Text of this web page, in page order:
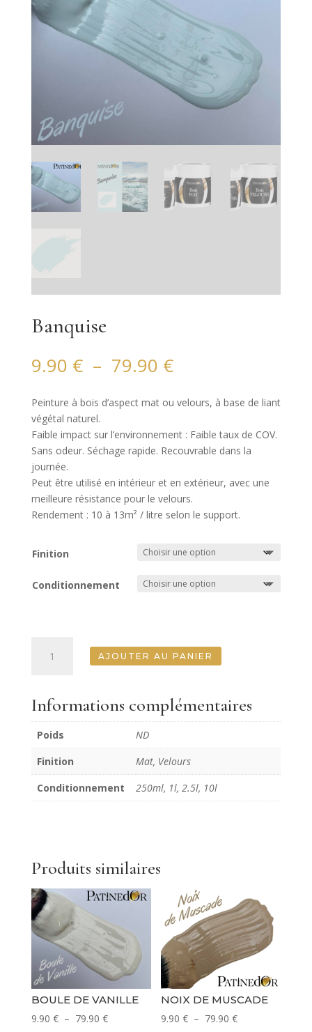
Banquise
9.90 € – 79.90 €Plage
de
prix :
9.90 €
à
79.90 €
Peinture à bois d’aspect mat ou velours, à base de liant
végétal naturel.
Faible impact sur l’environnement : Faible taux de COV.
Sans odeur. Séchage rapide. Recouvrable dans la
journée.
Peut être utilisé en intérieur et en extérieur, avec une
meilleure résistance pour le velours.
Rendement : 10 à 13m² / litre selon le support.
Finition
Conditionnement
AJOUTER AU PANIER
Informations complémentaires
Poids
ND
Finition
Mat, Velours
Conditionnement
250ml, 1l, 2.5l, 10l
Produits similaires
BOULE DE VANILLE
9.90 € – 79.90 €Plage
NOIX DE MUSCADE
9.90€ – 79.90€Plage